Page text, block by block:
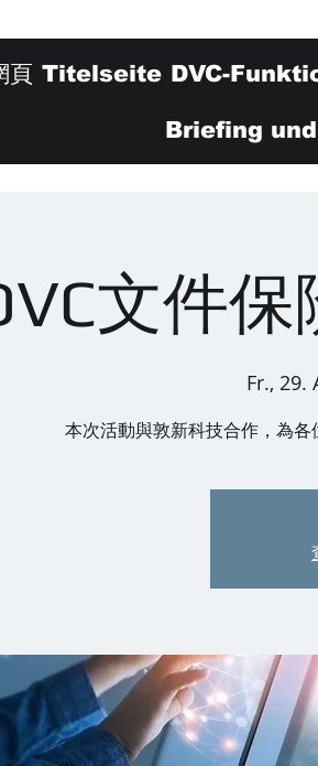
頁 Titelseite DVC-
Briefing
文件
Fr., 29.
本次活動與敦新科技合作，為